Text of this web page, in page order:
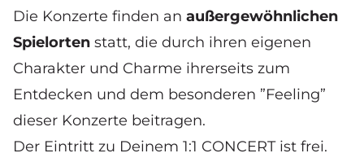
Die Konzerte finden an außergewöhnlichen
Spielorten statt, die durch ihren eigenen
Charakter und Charme ihrerseits zum
Entdecken und dem besonderen ”Feeling”
dieser Konzerte beitragen.
Der Eintritt zu Deinem 1:1 CONCERT ist frei.